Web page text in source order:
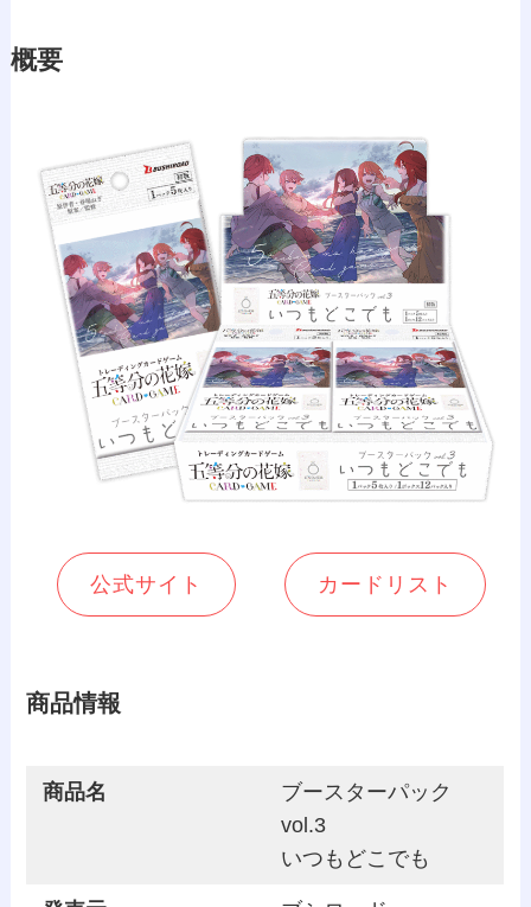
概要
公式サイト カードリスト
商品情報
商品名
ブースターパック
vol.3
いつもどこでも